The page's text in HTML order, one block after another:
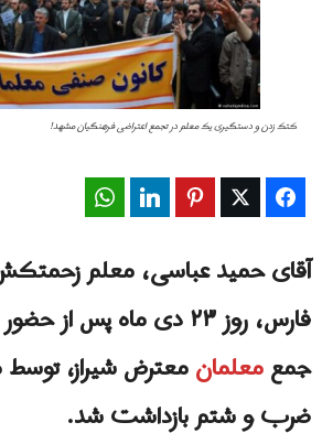
کتک زدن و دستگیری یک معلم در تجمع اعتراضی فرهنگیان مشهد!
Facebook
Twitter
Pinterest
LinkedIn
آقای حمید عباسی، معلم
فارس، روز ۲۳ دی ماه پس
جمعمعلمانمعترض شیراز، توسط
ضرب و شتم بازداشت شد.